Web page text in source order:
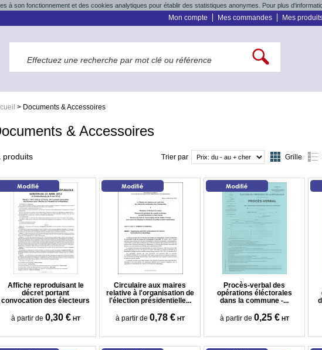
à son fonctionnement et des cookies analytiques pour établir des statistiques anonymes. Pour plus
Mon compte Mes commandes Mes
> Documents & Accessoires
& Accessoires
produits Grille
Trier par
Affiche reproduisant le
décret portant
convocation des électeurs
à partir de 0,30 € HT
Circulaire aux maires
relative à l'organisation de
l'élection présidentielle...
à partir de 0,78 € HT
Procès-verbal des
opérations éléctorales
dans la commune -...
à partir de 0,25 € HT